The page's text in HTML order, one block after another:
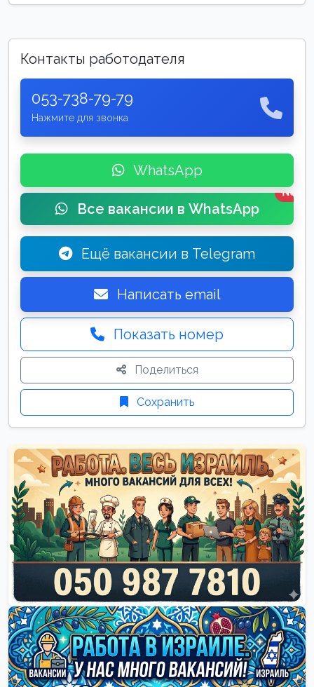
Контакты работодателя
053-738-79-79
Нажмите для звонка
WhatsApp
Все вакансии в WhatsApp
New
Ещё вакансии в Telegram
Написать email
Показать номер
Поделиться
Сохранить